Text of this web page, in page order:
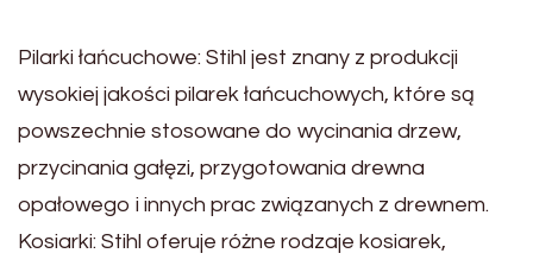
Pilarki łańcuchowe: Stihl jest znany z produkcji
wysokiej jakości pilarek łańcuchowych, które są
powszechnie stosowane do wycinania drzew,
przycinania gałęzi, przygotowania drewna
opałowego i innych prac związanych z drewnem.
Kosiarki: Stihl oferuje różne rodzaje kosiarek,